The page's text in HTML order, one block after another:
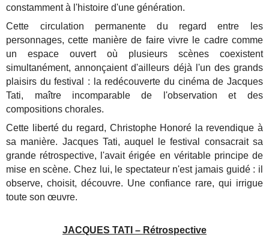
constamment à l'histoire d'une génération.
Cette circulation permanente du regard entre les
personnages, cette manière de faire vivre le cadre comme
un espace ouvert où plusieurs scènes coexistent
simultanément, annonçaient d'ailleurs déjà l'un des grands
plaisirs du festival : la redécouverte du cinéma de Jacques
Tati, maître incomparable de l'observation et des
compositions chorales.
Cette liberté du regard, Christophe Honoré la revendique à
sa manière. Jacques Tati, auquel le festival consacrait sa
grande rétrospective, l'avait érigée en véritable principe de
mise en scène. Chez lui, le spectateur n'est jamais guidé : il
observe, choisit, découvre. Une confiance rare, qui irrigue
toute son œuvre.
JACQUES TATI – Rétrospective